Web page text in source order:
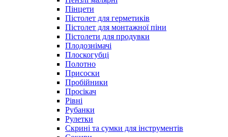
Пінцети
Пістолет для герметиків
Пістолет для монтажної піни
Пістолети для продувки
Плодознімачі
Плоскогубці
Полотно
Присоски
Пробійники
Просікач
Рівні
Рубанки
Рулетки
Скрині та сумки для інструментів